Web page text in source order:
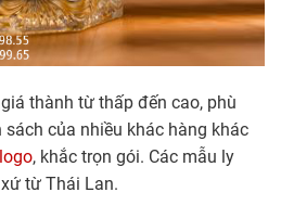
thành từ thấp đến cao, phù
của nhiều khác hàng khác
, khắc trọn gói. Các mẫu ly
từ Thái Lan.